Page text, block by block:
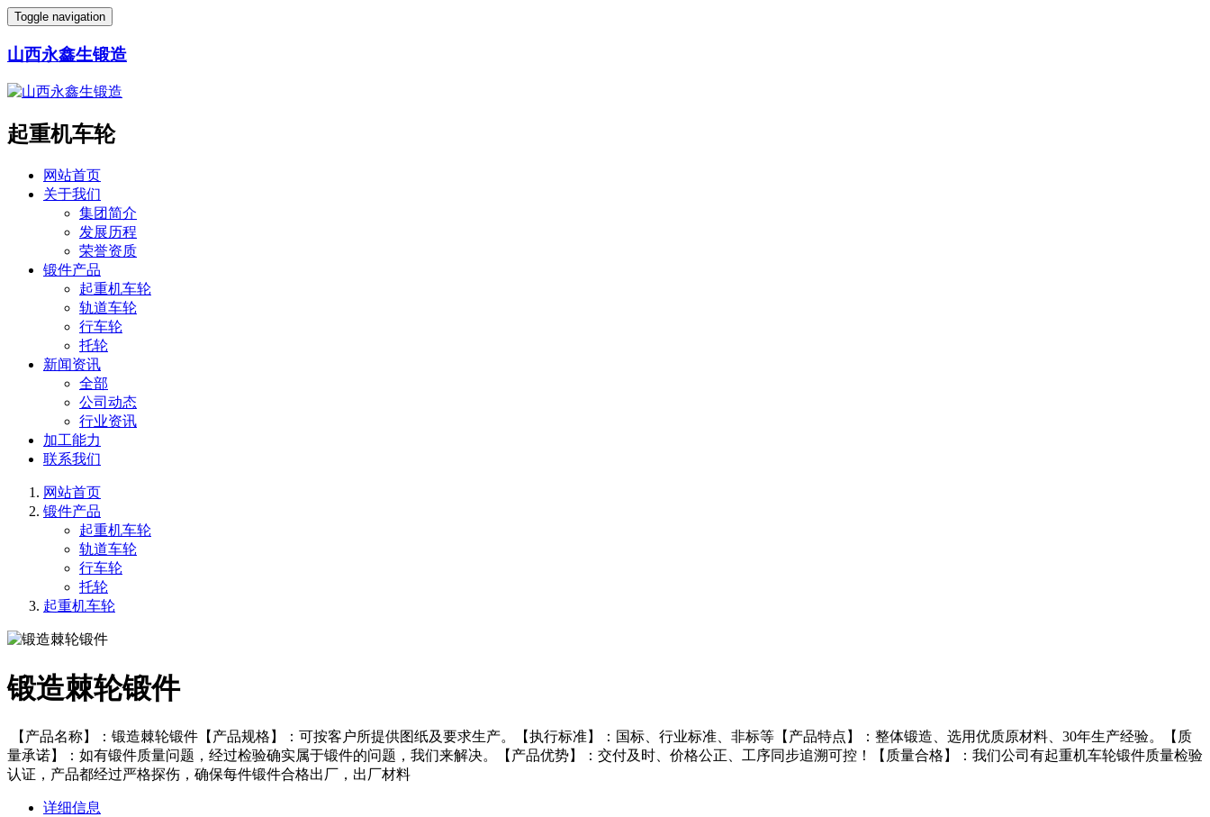
Toggle navigation
山西永鑫生锻造
起重机车轮
网站首页
关于我们
集团简介
发展历程
荣誉资质
锻件产品
起重机车轮
轨道车轮
行车轮
托轮
新闻资讯
全部
公司动态
行业资讯
加工能力
联系我们
网站首页
锻件产品
起重机车轮
轨道车轮
行车轮
托轮
起重机车轮
锻造棘轮锻件
【产品名称】：锻造棘轮锻件【产品规格】：可按客户所提供图纸及要求生产。【执行标准】：国标、行业标准、非标等【产品特点】：整体锻造、选用优质原材料、30年生产经验。【质
量承诺】：如有锻件质量问题，经过检验确实属于锻件的问题，我们来解决。【产品优势】：交付及时、价格公正、工序同步追溯可控！【质量合格】：我们公司有起重机车轮锻件质量检验
认证，产品都经过严格探伤，确保每件锻件合格出厂，出厂材料
详细信息